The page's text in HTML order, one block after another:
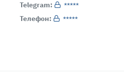
Telegram:
*****
Телефон:
*****